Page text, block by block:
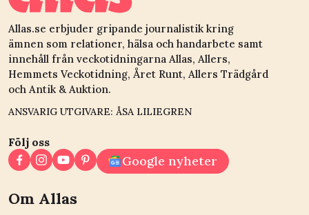
Allas.se erbjuder gripande journalistik kring
ämnen som relationer, hälsa och handarbete samt
innehåll från veckotidningarna Allas, Allers,
Hemmets Veckotidning, Året Runt, Allers Trädgård
och Antik & Auktion.
ANSVARIG UTGIVARE: ÅSA LILIEGREN
Följ oss
Google nyheter
Om Allas